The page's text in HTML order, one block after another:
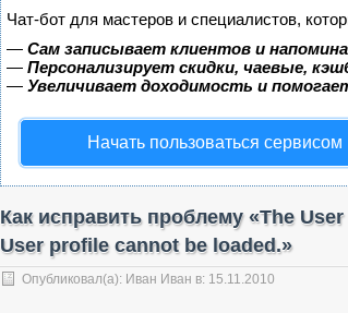
Чат-бот для мастеров и специалистов,
— Сам записывает клиентов и
— Персонализирует скидки, чаевые,
— Увеличивает доходимость и
Начать пользоваться сервисом
Как исправить проблему «The
User profile cannot be loaded.»
Опубликовал(а): Иван Иван в: 15.11.2010